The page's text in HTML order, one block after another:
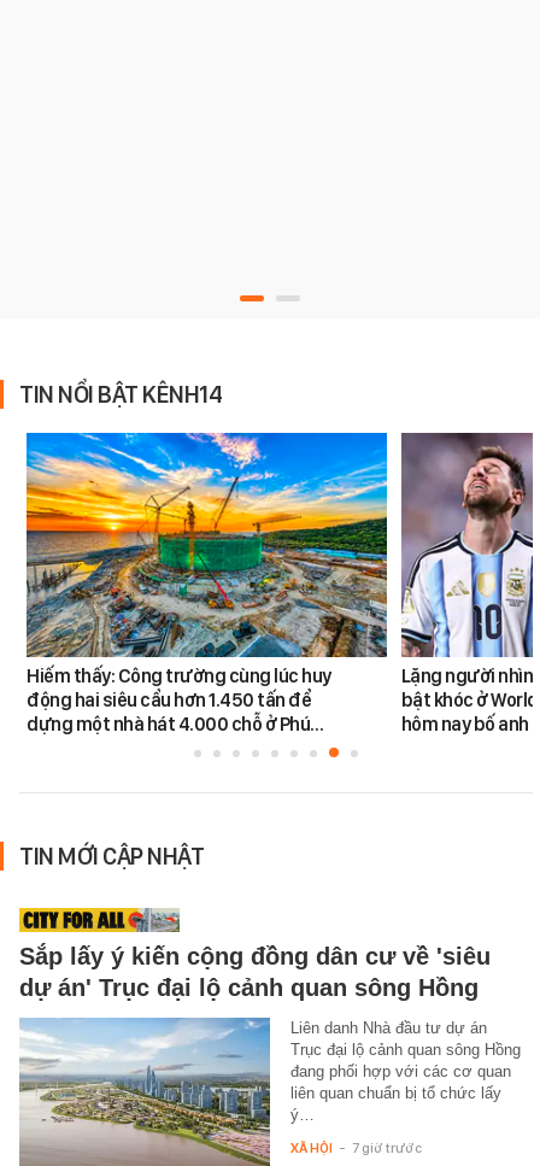
TIN NỔI BẬT KÊNH14
Hiếm thấy: Công trường cùng lúc huy
động hai siêu cẩu hơn 1.450 tấn để
dựng một nhà hát 4.000 chỗ ở Phú…
Lặng người nhìn
bật khóc ở
hôm nay bố anh
TIN MỚI CẬP NHẬT
Sắp lấy ý kiến cộng đồng dân cư về 'siêu
dự án' Trục đại lộ cảnh quan sông Hồng
Liên danh Nhà đầu tư dự án
Trục đại lộ cảnh quan sông Hồng
đang phối hợp với các cơ quan
liên quan chuẩn bị tổ chức lấy
ý…
XÃ HỘI - 7 giờ trước